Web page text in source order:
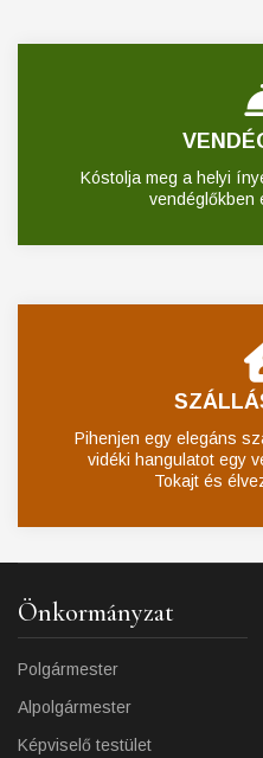
Kóstolja meg a helyi
vendéglőkben
Pihenjen egy elegáns
vidéki hangulatot egy
Tokajt és
Önkormányzat
Polgármester
Alpolgármester
Képviselő testület